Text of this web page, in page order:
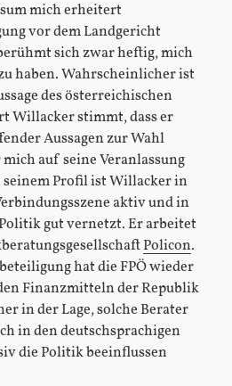
mich erheitert
vor dem Landgericht
sich zwar heftig, mich
haben. Wahrscheinlicher ist
des österreichischen
Willacker stimmt, dass er
Aussagen zur Wahl
auf seine Veranlassung
Profil ist Willacker in
aktiv und in
gut vernetzt. Er arbeitet
Policon.
hat die FPÖ wieder
Finanzmitteln der Republik
in der Lage, solche Berater
in den deutschsprachigen
die Politik beeinflussen